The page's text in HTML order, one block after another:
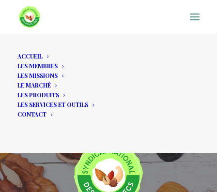
ACCUEIL
LES MEMBRES
LES MISSIONS
LE MARCHÉ
LES PRODUITS
LES SERVICES ET OUTILS
CONTACT